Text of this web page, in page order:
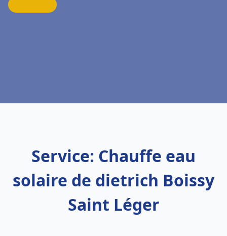
Service: Chauffe eau
solaire de dietrich Boissy
Saint Léger